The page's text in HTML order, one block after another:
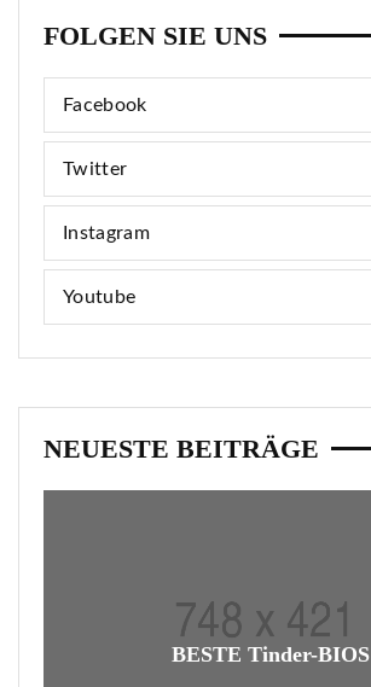
FOLGEN SIE UNS
Facebook
Twitter
Instagram
Youtube
NEUESTE BEITRÄGE
BESTE Tinder-BIOS